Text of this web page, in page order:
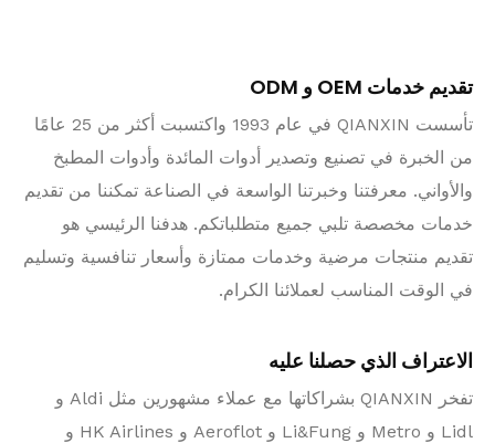
تقديم خدمات OEM و ODM
تأسست QIANXIN في عام 1993 واكتسبت أكثر من 25 عامًا
من الخبرة في تصنيع وتصدير أدوات المائدة وأدوات المطبخ
والأواني. معرفتنا وخبرتنا الواسعة في الصناعة تمكننا من تقديم
خدمات مخصصة تلبي جميع متطلباتكم. هدفنا الرئيسي هو
تقديم منتجات مرضية وخدمات ممتازة وأسعار تنافسية وتسليم
في الوقت المناسب لعملائنا الكرام.
الاعتراف الذي حصلنا عليه
تفخر QIANXIN بشراكاتها مع عملاء مشهورين مثل Aldi و
Lidl و Metro و Li&Fung و Aeroflot و HK Airlines و